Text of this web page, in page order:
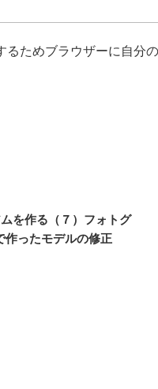
るためブラウザーに自分
を作る（７）フォトグ
ったモデルの修正